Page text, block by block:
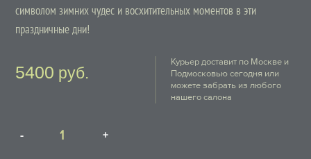
символом зимних чудес и восхитительных моментов в эти
праздничные дни!
5400 руб.
Курьер доставит по Москве и
Подмосковью сегодня или
можете забрать из любого
нашего салона